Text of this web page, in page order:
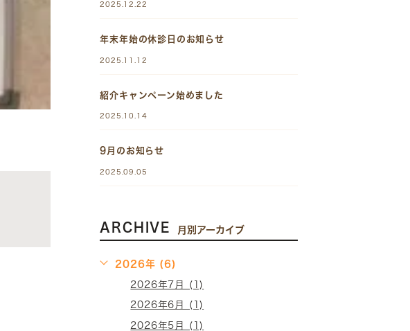
2025.12.22
年末年始の休診日のお知らせ
2025.11.12
紹介キャンペーン始めました
2025.10.14
9月のお知らせ
2025.09.05
ARCHIVE 月別アーカイブ
2026年 (6)
2026年7月 (1)
2026年6月 (1)
2026年5月 (1)